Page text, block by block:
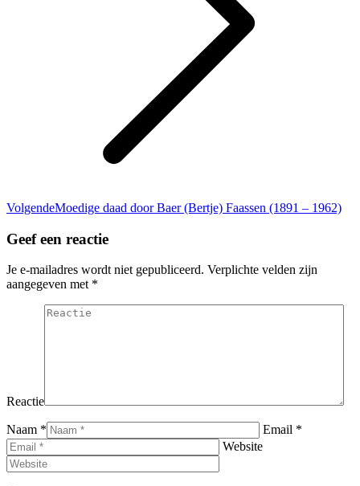
VolgendeVolgend
Moedige daad door Baer (Bertje) Faassen (1891 – 1962)
Geef een reactie
Je e-mailadres wordt niet gepubliceerd. Verplichte velden zijn
aangegeven met *
Reactie
Naam *
Email *
Website